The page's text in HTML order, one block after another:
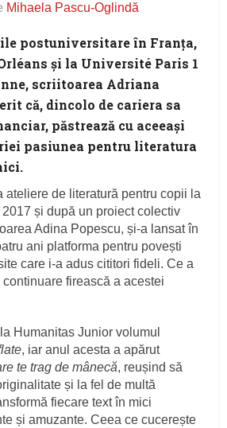
Mihaela Pascu-Oglindă
postuniversitare în Franţa,
și la Université Paris 1
scriitoarea Adriana
că, dincolo de cariera sa
păstrează cu aceeași
pasiunea pentru literatura
ateliere de literatură pentru copii la
și după un proiect colectiv
Adina Popescu, și-a lansat în
ani platforma pentru povești
care i-a adus cititori fideli. Ce a
continuare firească a acestei
Humanitas Junior volumul
, iar anul acesta a apărut
te trag de mânecă, reușind să
și la fel de multă
fiecare text în mici
și amuzante. Ceea ce cucerește